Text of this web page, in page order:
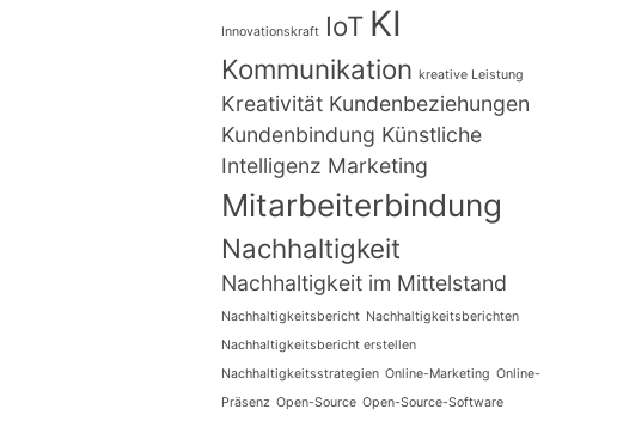
Innovationskraft IoT KI
Kommunikation kreative Leistung
Kreativität Kundenbeziehungen
Kundenbindung Künstliche
Intelligenz Marketing
Mitarbeiterbindung
Nachhaltigkeit
Nachhaltigkeit im Mittelstand
Nachhaltigkeitsbericht Nachhaltigkeitsberichten
Nachhaltigkeitsbericht erstellen
Nachhaltigkeitsstrategien Online-Marketing Online-
Präsenz Open-Source Open-Source-Software